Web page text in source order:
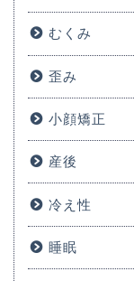
むくみ
歪み
小顔矯正
産後
冷え性
睡眠